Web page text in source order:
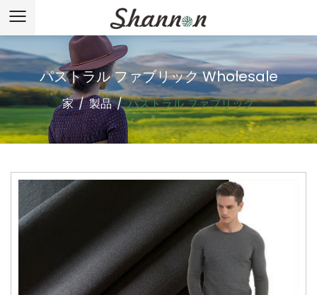
パストラル ファブリック Wholesale
家/製品/パストラル ファブリック